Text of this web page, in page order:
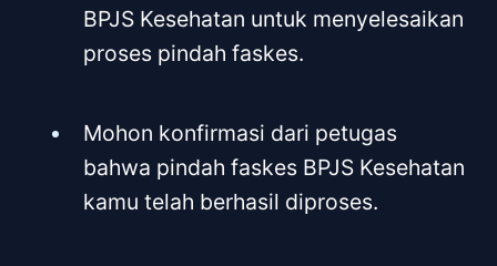
BPJS Kesehatan untuk menyelesaikan
proses pindah faskes.
Mohon konfirmasi dari petugas
bahwa pindah faskes BPJS Kesehatan
kamu telah berhasil diproses.